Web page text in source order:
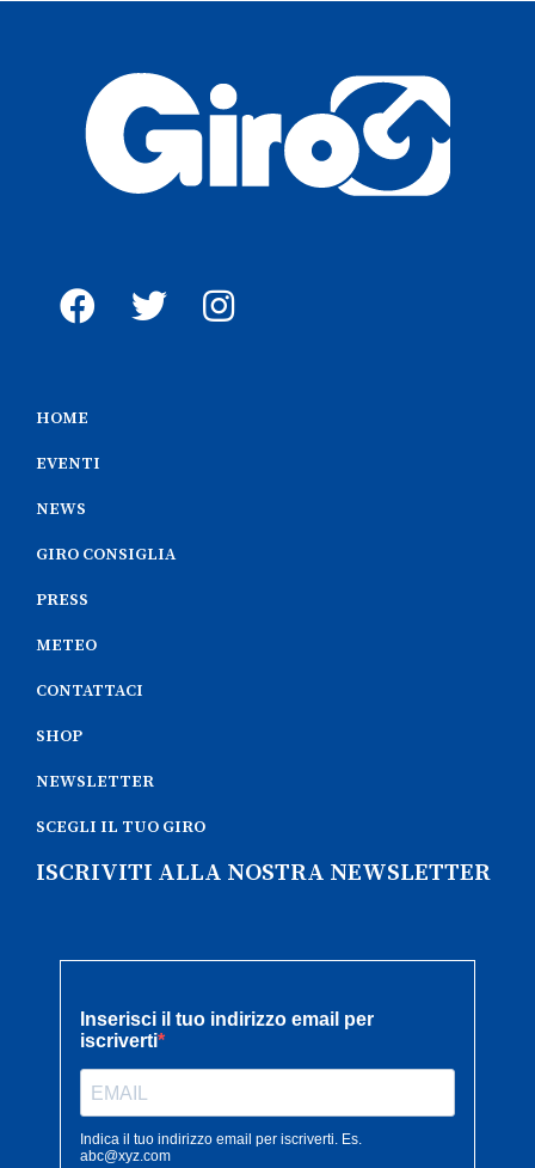
HOME
EVENTI
NEWS
GIRO CONSIGLIA
PRESS
METEO
CONTATTACI
SHOP
NEWSLETTER
SCEGLI IL TUO GIRO
ISCRIVITI ALLA NOSTRA NEWSLETTER